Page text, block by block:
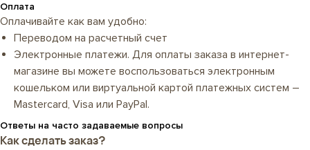
Оплата
Оплачивайте как вам удобно:
Переводом на расчетный счет
Электронные платежи. Для оплаты заказа в интернет-
магазине вы можете воспользоваться электронным
кошельком или виртуальной картой платежных систем –
Mastercard, Visa или PayPal.
Ответы на часто задаваемые вопросы
Как сделать заказ?